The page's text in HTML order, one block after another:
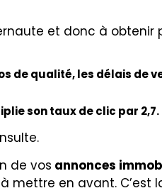
et donc à obtenir
de qualité, les délais de
son taux de clic par 2,7.
de vos annonces
mettre en avant. C’est